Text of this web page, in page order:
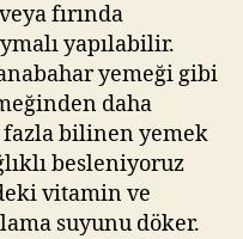
fırında
yapılabilir.
yemeği gibi
daha
bilinen yemek
besleniyoruz
vitamin ve
suyunu döker.